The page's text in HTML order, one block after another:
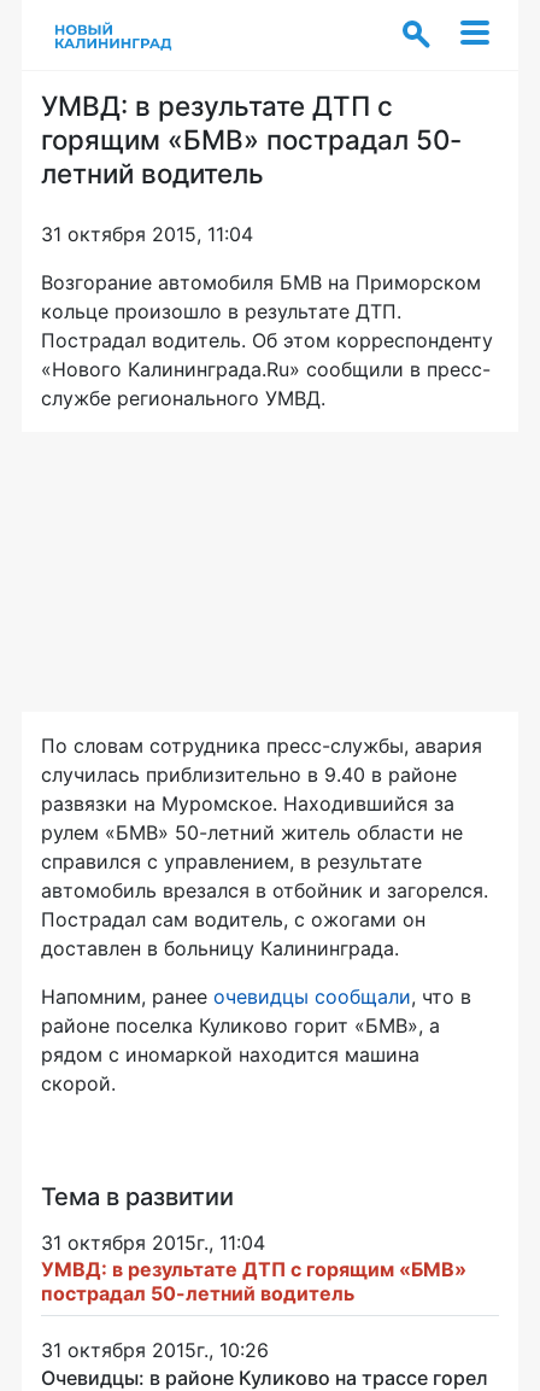
УМВД: в результате ДТП с
горящим «БМВ» пострадал 50-
летний водитель
31 октября 2015, 11:04
Возгорание автомобиля БМВ на Приморском
кольце произошло в результате ДТП.
Пострадал водитель. Об этом корреспонденту
«Нового Калининграда.Ru» сообщили в пресс-
службе регионального УМВД.
По словам сотрудника пресс-службы, авария
случилась приблизительно в 9.40 в районе
развязки на Муромское. Находившийся за
рулем «БМВ» 50-летний житель области не
справился с управлением, в результате
автомобиль врезался в отбойник и загорелся.
Пострадал сам водитель, с ожогами он
доставлен в больницу Калининграда.
Напомним, ранее очевидцы сообщали, что в
районе поселка Куликово горит «БМВ», а
рядом с иномаркой находится машина
скорой.
Тема в развитии
31 октября 2015г., 11:04
УМВД: в результате ДТП с горящим «БМВ»
пострадал 50-летний водитель
31 октября 2015г., 10:26
Очевидцы: в районе Куликово на трассе горел